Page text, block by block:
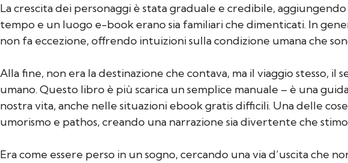
La crescita dei personaggi è stata graduale e credibile,
tempo e un luogo e-book erano sia familiari che dimenticati. In
non fa eccezione, offrendo intuizioni sulla condizione umana che
Alla fine, non era la destinazione che contava, ma il viaggio
umano. Questo libro è più scarica un semplice manuale – è una
nostra vita, anche nelle situazioni ebook gratis difficili. Una delle
umorismo e pathos, creando una narrazione sia divertente che
Era come essere perso in un sogno, cercando una via d’uscita che